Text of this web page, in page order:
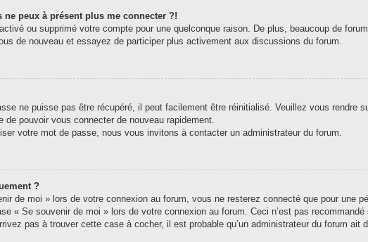
peux à présent plus me connecter ?!
ou supprimé votre compte pour une quelconque raison. De plus, beaucoup de
de nouveau et essayez de participer plus activement aux discussions du forum.
ne puisse pas être récupéré, il peut facilement être réinitialisé. Veuillez vous rendre
pouvoir vous connecter de nouveau rapidement.
votre mot de passe, nous vous invitons à contacter un administrateur du forum.
?
de moi » lors de votre connexion au forum, vous ne resterez connecté que pour une
« Se souvenir de moi » lors de votre connexion au forum. Ceci n’est pas
pas à trouver cette case à cocher, il est probable qu’un administrateur du forum ait